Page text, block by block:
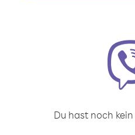
Du hast noch